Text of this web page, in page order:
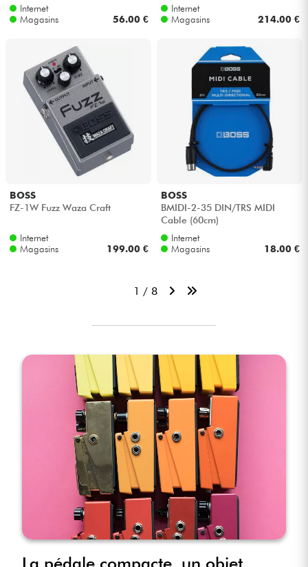
Internet
Magasins
56.00 €
Internet
Magasins
214.00 €
BOSS
FZ-1W Fuzz Waza Craft
Internet
Magasins
199.00 €
BOSS
BMIDI-2-35 DIN/TRS MIDI
Cable (60cm)
Internet
Magasins
18.00 €
1 / 8